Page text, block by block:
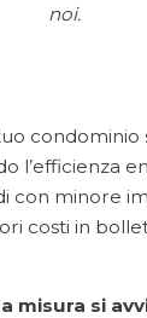
noi.
condominio
l’efficienza
con minore
costi in
misura si